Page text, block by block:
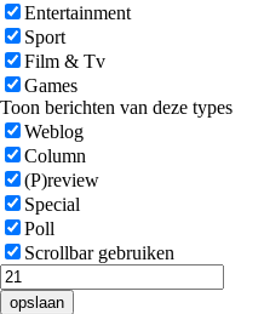
Entertainment
Sport
Film & Tv
Games
Toon berichten van deze types
Weblog
Column
(P)review
Special
Poll
Scrollbar gebruiken
opslaan